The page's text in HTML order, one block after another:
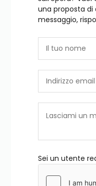
una proposta di
messaggio,
Sei un utente